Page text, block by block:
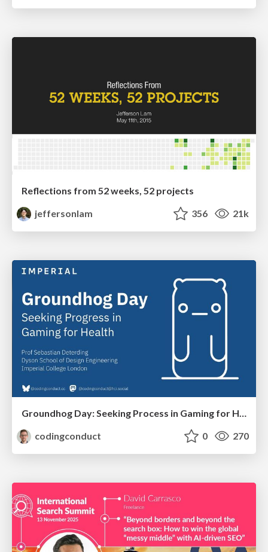
Reflections from 52 weeks, 52 projects
jeffersonlam
356 21k
Groundhog Day: Seeking Process in Gaming for Health
codingconduct
0 270